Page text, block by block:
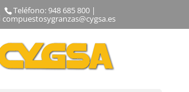
Teléfono: 948 685 800 |
compuestosygranzas@cygsa.es